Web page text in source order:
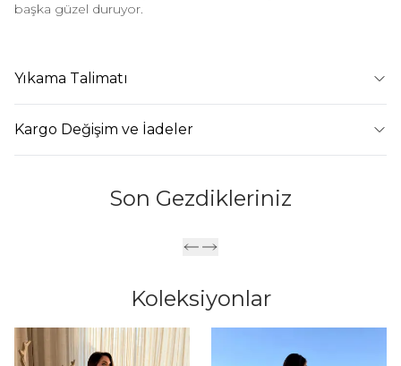
başka güzel duruyor.
Yıkama Talimatı
Kargo Değişim ve İadeler
Son Gezdikleriniz
Koleksiyonlar